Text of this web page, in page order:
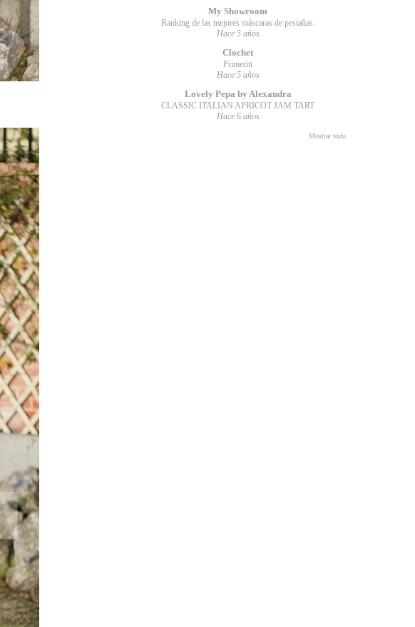
My Showroom
Ranking de las mejores máscaras de pestañas.
Hace 5 años
Clochet
Primeriti
Hace 5 años
Lovely Pepa by Alexandra
CLASSIC ITALIAN APRICOT JAM TART
Hace 6 años
Mostrar todo